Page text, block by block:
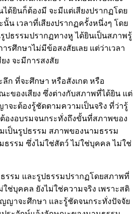
ด้ยินก็ต้องมี จะมีแต่เสียงปรากฏโดย
น เวลาที่เสียงปรากฏครั้งหนึ่งๆ โดย
รูปธรรมปรากฏทางหู ได้ยินเป็นสภาพรู้
รศึกษาไม่มีข้อสงสัยเลย แต่ว่าเวลา
ง จะมีการสงสัย
ก ที่จะศึกษา หรือสังเกต หรือ
ของเสียง ซึ่งต่างกับสภาพที่ได้ยิน แต่
จะต้องรู้ชัดตามความเป็นจริง ที่ว่ารู้
องอบรมจนกระทั่งถึงขั้นที่สภาพของ
เป็นรูปธรรม สภาพของนามธรรม
ธรรม ซึ่งไม่ใช่สัตว์ ไม่ใช่บุคคล ไม่ใช่
รรม และรูปธรรมปรากฏโดยสภาพที่
ช่บุคคล ยังไม่ใช่ความจริง เพราะสติ
ญาจะศึกษา และรู้ชัดจนกระทั่งปัจจัย